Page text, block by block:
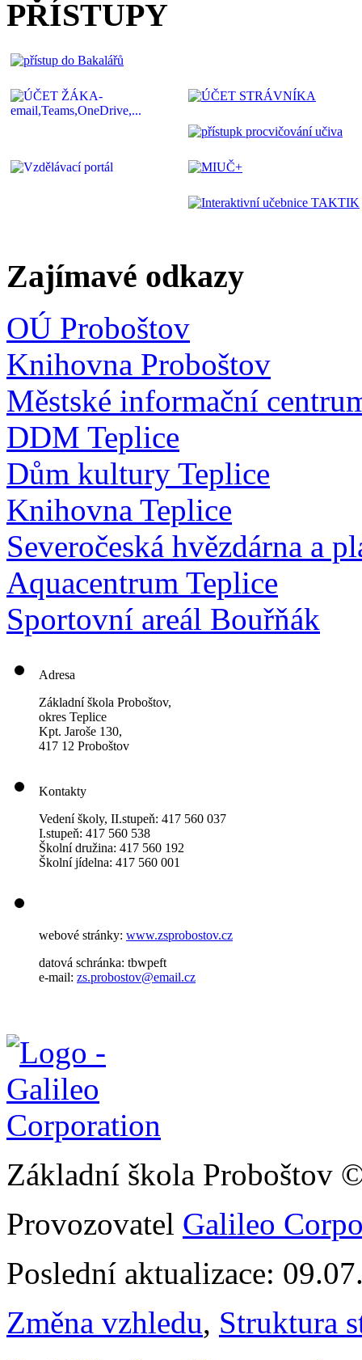
PŘÍSTUPY
Zajímavé odkazy
OÚ Proboštov
Knihovna Proboštov
Městské informační
DDM Teplice
Dům kultury Teplice
Knihovna Teplice
Severočeská hvězdárna a
Aquacentrum Teplice
Sportovní areál Bouřňák
Adresa
Základní škola Proboštov,
okres Teplice
Kpt. Jaroše 130,
417 12 Proboštov
Kontakty
Vedení školy, II.stupeň: 417 560 037
I.stupeň: 417 560 538
Školní družina: 417 560 192
Školní jídelna: 417 560 001
webové stránky: www.zsprobostov.cz
datová schránka: tbwpeft
e-mail: zs.probostov@email.cz
Základní škola Proboštov
Provozovatel Galileo
Poslední aktualizace:
Změna vzhledu, Struktura